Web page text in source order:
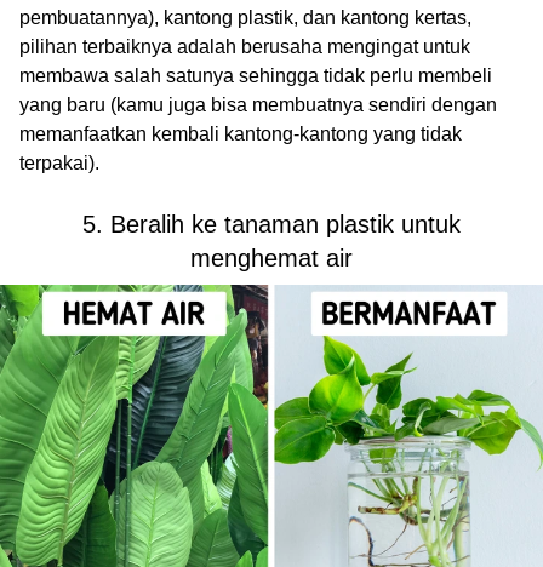
pembuatannya), kantong plastik, dan kantong kertas,
pilihan terbaiknya adalah berusaha mengingat untuk
membawa salah satunya sehingga tidak perlu membeli
yang baru (kamu juga bisa membuatnya sendiri dengan
memanfaatkan kembali kantong-kantong yang tidak
terpakai).
5. Beralih ke tanaman plastik untuk
menghemat air